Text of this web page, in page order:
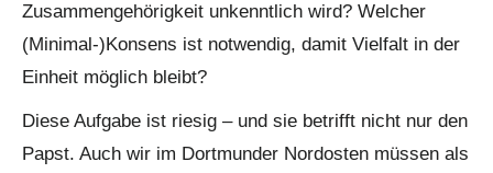
Zusammengehörigkeit unkenntlich wird? Welcher
(Minimal-)Konsens ist notwendig, damit Vielfalt in der
Einheit möglich bleibt?
Diese Aufgabe ist riesig – und sie betrifft nicht nur den
Papst. Auch wir im Dortmunder Nordosten müssen als